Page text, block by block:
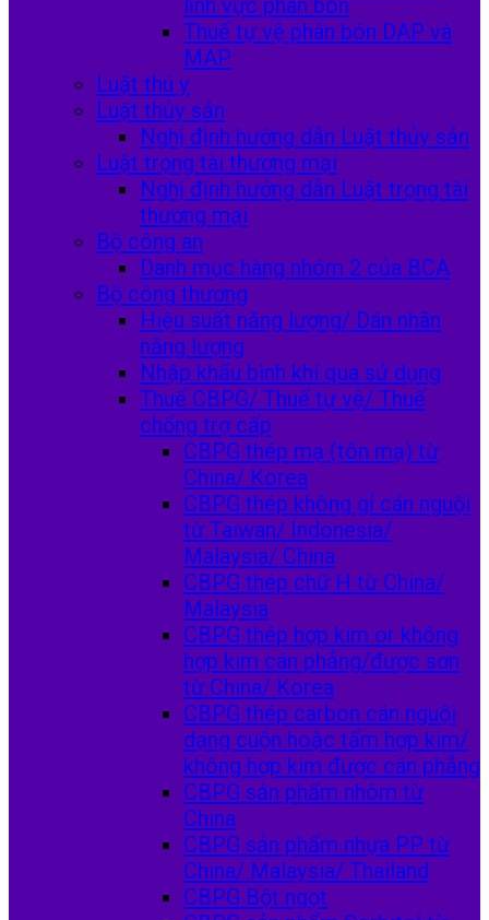
lĩnh vực phân bón
Thuế tự vệ phân bón DAP và
MAP
Luật thú y
Luật thủy sản
Nghị định hướng dẫn Luật thủy sản
Luật trọng tài thương mại
Nghị định hướng dẫn Luật trọng tài
thương mại
Bộ công an
Danh mục hàng nhóm 2 của BCA
Bộ công thương
Hiệu suất năng lượng/ Dán nhãn
năng lượng
Nhập khẩu bình khí qua sử dụng
Thuế CBPG/ Thuế tự vệ/ Thuế
chống trợ cấp
CBPG thép mạ (tôn mạ) từ
China/ Korea
CBPG thép không gỉ cán nguội
từ Taiwan/ Indonesia/
Malaysia/ China
CBPG thép chữ H từ China/
Malaysia
CBPG thép hợp kim or không
hợp kim cán phẳng/được sơn
từ China/ Korea
CBPG thép carbon cán nguội
dạng cuộn hoặc tấm hợp kim/
không hợp kim được cán phẳng
CBPG sản phẩm nhôm từ
China
CBPG sản phẩm nhựa PP từ
China/ Malaysia/ Thailand
CBPG Bột ngọt